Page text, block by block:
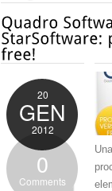
20
GEN
2012
0
Comments